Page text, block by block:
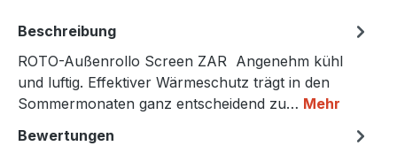
Beschreibung
ROTO-Außenrollo Screen ZAR Angenehm kühl
und luftig. Effektiver Wärmeschutz trägt in den
Sommermonaten ganz entscheidend zu… Mehr
Bewertungen